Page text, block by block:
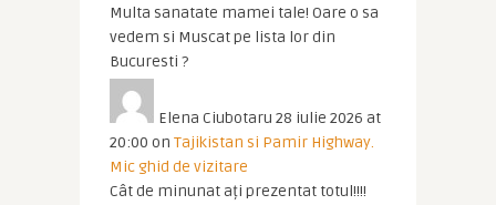
Multa sanatate mamei tale! Oare o sa
vedem si Muscat pe lista lor din
Bucuresti ?
Elena Ciubotaru 28 iulie 2026 at
20:00 on Tajikistan si Pamir Highway.
Mic ghid de vizitare
Cât de minunat ați prezentat totul!!!!